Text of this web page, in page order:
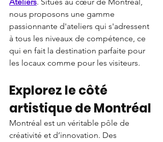
nous proposons une gamme
passionnante d'ateliers qui s'adressent
à tous les niveaux de compétence, ce
qui en fait la destination parfaite pour
les locaux comme pour les visiteurs.
Explorez le côté
artistique de Montréal
Montréal est un véritable pôle de
créativité et d’innovation. Des